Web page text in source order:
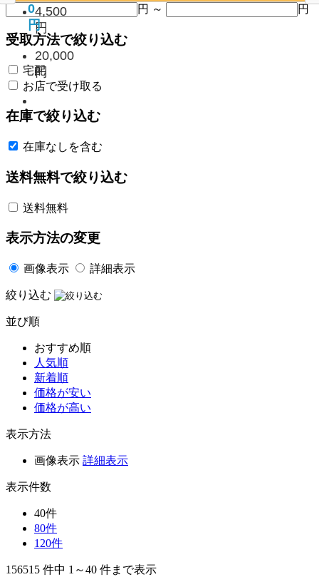
4,500
円
20,000
円
0
円
円 ～ 円
受取方法で絞り込む
宅配
お店で受け取る
在庫で絞り込む
在庫なしを含む
送料無料で絞り込む
送料無料
表示方法の変更
画像表示 詳細表示
絞り込む
並び順
おすすめ順
人気順
新着順
価格が安い
価格が高い
表示方法
画像表示 詳細表示
表示件数
40件
80件
120件
156515 件中 1～40 件まで表示